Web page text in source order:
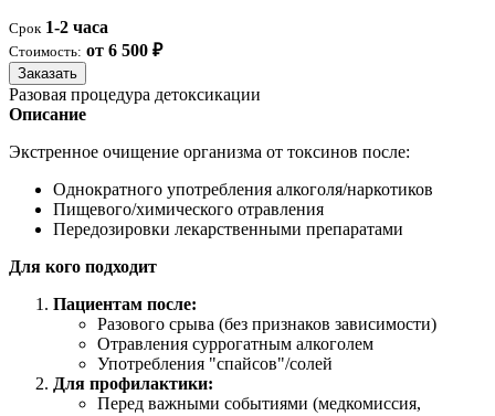
Срок 1-2 часа
Стоимость: от 6 500 ₽
Заказать
Разовая процедура детоксикации
Описание
Экстренное очищение организма от токсинов после:
Однократного употребления алкоголя/наркотиков
Пищевого/химического отравления
Передозировки лекарственными препаратами
Для кого подходит
Пациентам после:
Разового срыва (без признаков зависимости)
Отравления суррогатным алкоголем
Употребления "спайсов"/солей
Для профилактики:
Перед важными событиями (медкомиссия,